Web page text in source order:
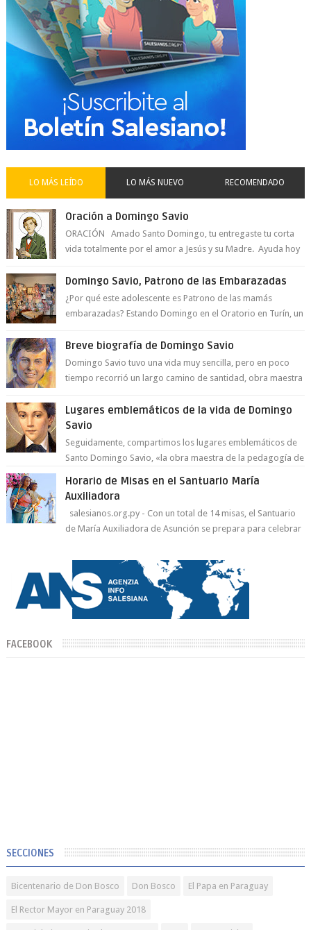
LO MÁS LEÍDO LO MÁS NUEVO RECOMENDADO
Oración a Domingo Savio
ORACIÓN Amado Santo Domingo, tu entregaste tu corta
vida totalmente por el amor a Jesús y su Madre. Ayuda hoy
Domingo Savio, Patrono de las Embarazadas
¿Por qué este adolescente es Patrono de las mamás
embarazadas? Estando Domingo en el Oratorio en Turín, un
Breve biografía de Domingo Savio
Domingo Savio tuvo una vida muy sencilla, pero en poco
tiempo recorrió un largo camino de santidad, obra maestra
Lugares emblemáticos de la vida de Domingo
Savio
Seguidamente, compartimos los lugares emblemáticos de
Santo Domingo Savio, «la obra maestra de la pedagogía de
Horario de Misas en el Santuario María
Auxiliadora
salesianos.org.py - Con un total de 14 misas, el Santuario
de María Auxiliadora de Asunción se prepara para celebrar
FACEBOOK
SECCIONES
Bicentenario de Don Bosco Don Bosco El Papa en Paraguay
El Rector Mayor en Paraguay 2018